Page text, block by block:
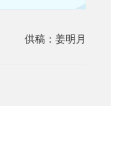
供稿：姜明月